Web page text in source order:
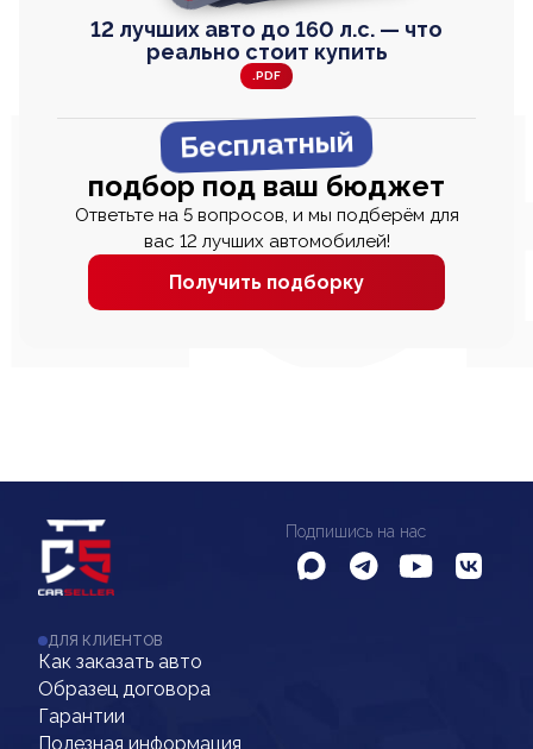
12 лучших авто до 160 л.с. — что
реально стоит купить
.PDF
Бесплатный
подбор под ваш бюджет
Ответьте на 5 вопросов, и мы подберём для
вас 12 лучших автомобилей!
Получить подборку
Подпишись на нас
ДЛЯ КЛИЕНТОВ
Как заказать авто
Образец договора
Гарантии
Полезная информация